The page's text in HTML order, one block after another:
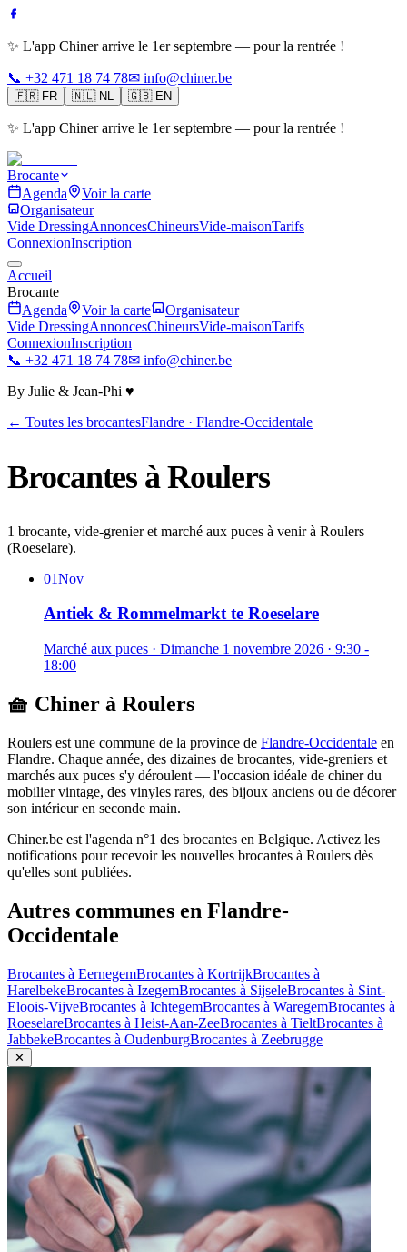
✨ L'app Chiner arrive le 1er septembre — pour la rentrée !
📞 +32 471 18 74 78✉ info@chiner.be
🇫🇷 FR 🇳🇱 NL 🇬🇧 EN
✨ L'app Chiner arrive le 1er septembre — pour la rentrée !
Brocante
Agenda
Voir la carte
Organisateur
Vide DressingAnnoncesChineursVide-maisonTarifs
ConnexionInscription
Accueil
Brocante
Agenda
Voir la carte
Organisateur
Vide DressingAnnoncesChineursVide-maisonTarifs
ConnexionInscription
📞 +32 471 18 74 78✉ info@chiner.be
By Julie & Jean-Phi ♥
← Toutes les brocantesFlandre · Flandre-Occidentale
Brocantes àRoulers
1 brocante, vide-grenier et marché aux puces à venir à Roulers
(Roeselare).
01Nov
Antiek & Rommelmarkt te Roeselare
Marché aux puces · Dimanche 1 novembre 2026 · 9:30 -
18:00
🧺 Chiner à Roulers
Roulers est une commune de la province de Flandre-Occidentale en
Flandre. Chaque année, des dizaines de brocantes, vide-greniers et
marchés aux puces s'y déroulent — l'occasion idéale de chiner du
mobilier vintage, des vinyles rares, des bijoux anciens ou de décorer
son intérieur en seconde main.
Chiner.be est l'agenda n°1 des brocantes en Belgique. Activez les
notifications pour recevoir les nouvelles brocantes à Roulers dès
qu'elles sont publiées.
Autres communes en Flandre-
Occidentale
Brocantes à EernegemBrocantes à KortrijkBrocantes à
HarelbekeBrocantes à IzegemBrocantes à SijseleBrocantes à Sint-
Eloois-VijveBrocantes à IchtegemBrocantes à WaregemBrocantes à
RoeselareBrocantes à Heist-Aan-ZeeBrocantes à TieltBrocantes à
JabbekeBrocantes à OudenburgBrocantes à Zeebrugge
✕